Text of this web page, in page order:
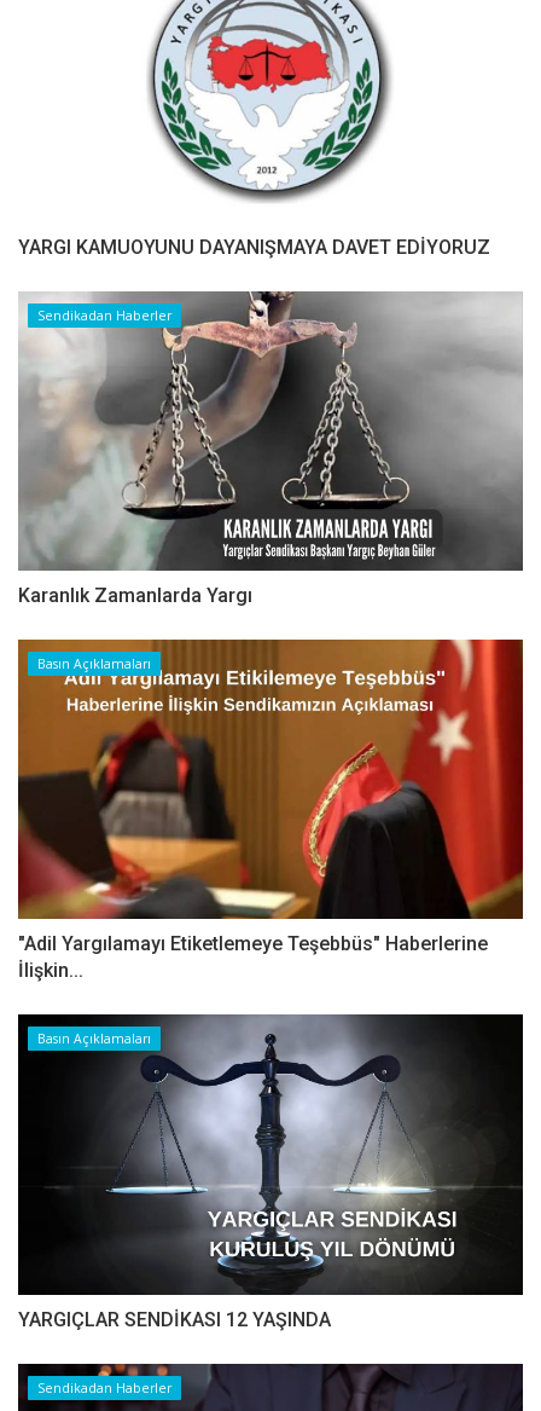
YARGI KAMUOYUNU DAYANIŞMAYA DAVET EDİYORUZ
Sendikadan Haberler
Karanlık Zamanlarda Yargı
Basın Açıklamaları
"Adil Yargılamayı Etiketlemeye Teşebbüs" Haberlerine
İlişkin...
Basın Açıklamaları
YARGIÇLAR SENDİKASI 12 YAŞINDA
Sendikadan Haberler